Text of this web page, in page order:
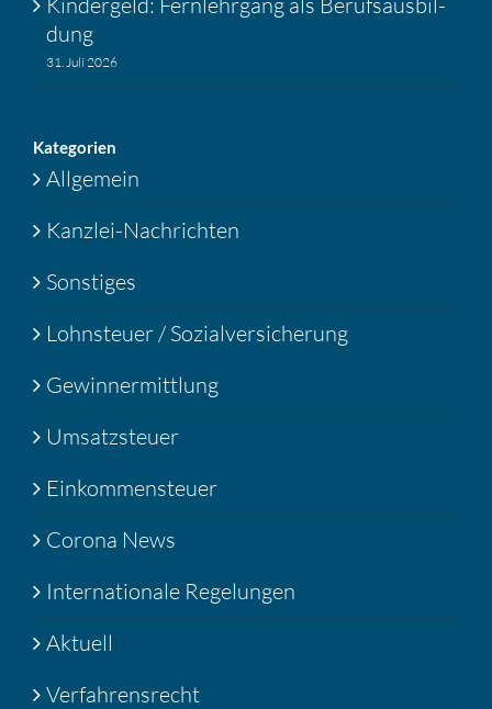
dung
31. Juli 2026
Katego­rien
Allgemein
Kanzlei-Nachrichten
Sonstiges
Lohnsteuer / Sozialversicherung
Gewinnermittlung
Umsatzsteuer
Einkommensteuer
Corona News
Internationale Regelungen
Aktuell
Verfahrensrecht